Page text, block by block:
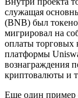
служащая
(BNB) был
мигрировал на
оплаты торговых
платформы
вознаграждения
криптовалюты и
Еще один пример